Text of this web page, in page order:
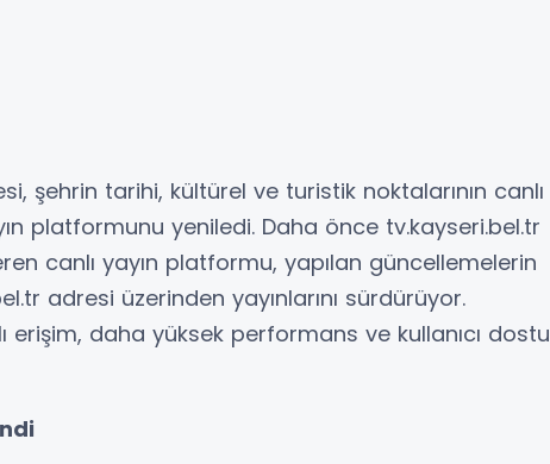
şehrin tarihi, kültürel ve turistik noktalarının canlı
platformunu yeniledi. Daha önce tv.kayseri.bel.tr
canlı yayın platformu, yapılan güncellemelerin
adresi üzerinden yayınlarını sürdürüyor.
erişim, daha yüksek performans ve kullanıcı dostu